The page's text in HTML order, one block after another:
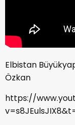
Elbistan
Özkan
https://